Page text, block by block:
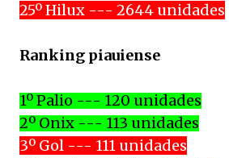
25º Hilux --- 2644 unidades
Ranking piauiense
1º Palio --- 120 unidades
2º Onix --- 113 unidades
3º Gol --- 111 unidades